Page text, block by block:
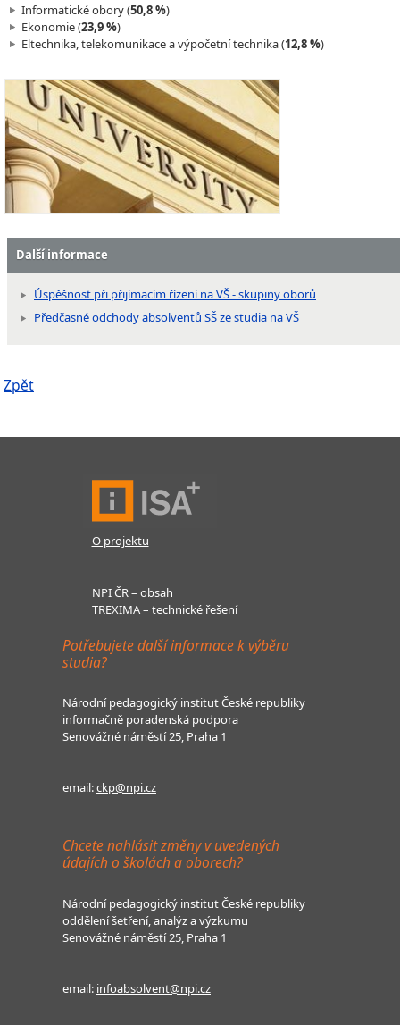
Informatické obory (50,8 %)
Ekonomie (23,9 %)
Eltechnika, telekomunikace a výpočetní technika (12,8 %)
Další informace
Úspěšnost při přijímacím řízení na VŠ - skupiny oborů
Předčasné odchody absolventů SŠ ze studia na VŠ
Zpět
O projektu
NPI ČR – obsah
TREXIMA – technické řešení
Potřebujete další informace k výběru
studia?
Národní pedagogický institut České republiky
informačně poradenská podpora
Senovážné náměstí 25, Praha 1
email:ckp@npi.cz
Chcete nahlásit změny v uvedených
údajích o školách a oborech?
Národní pedagogický institut České republiky
oddělení šetření, analýz a výzkumu
Senovážné náměstí 25, Praha 1
email: infoabsolvent@npi.cz